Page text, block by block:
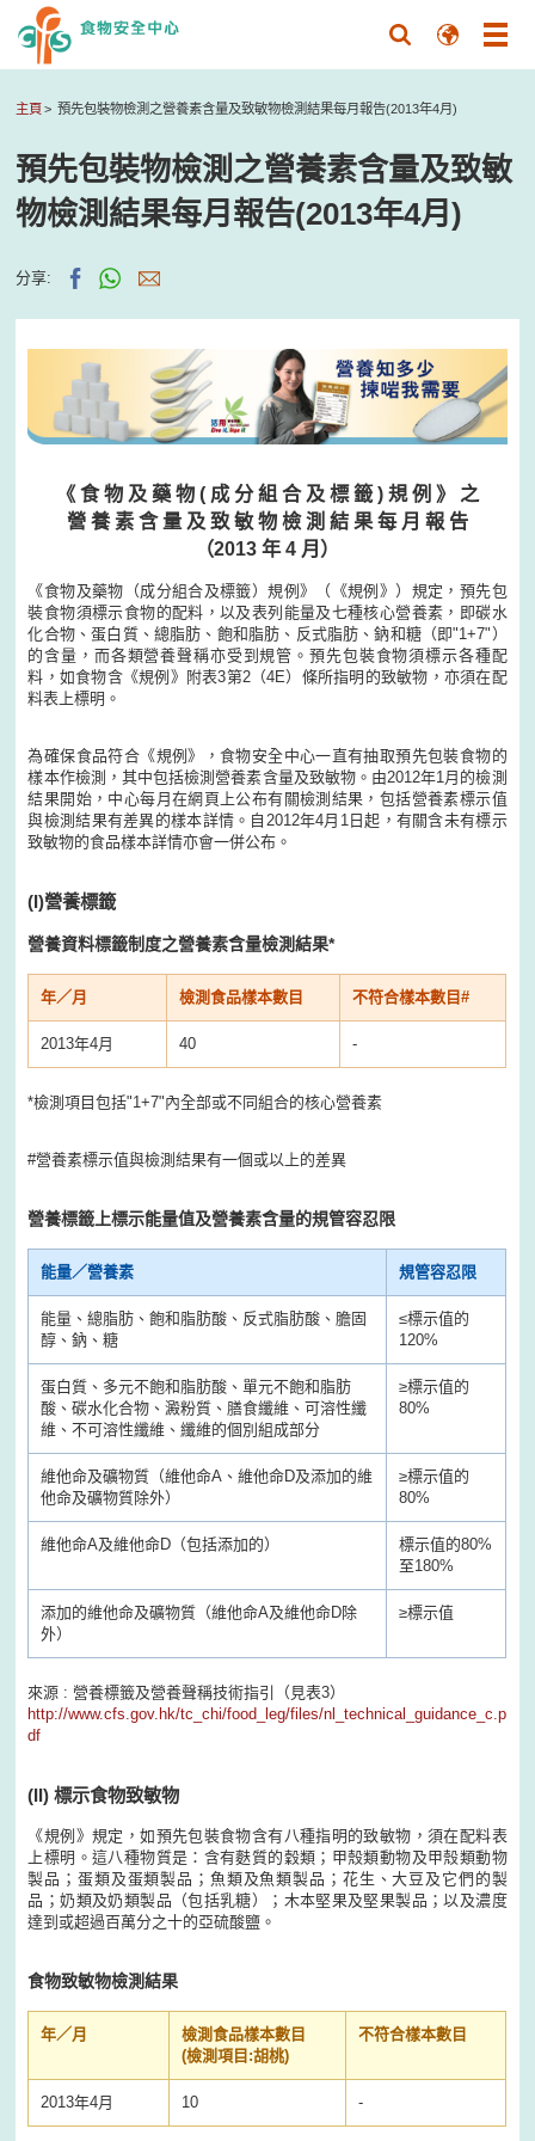
主頁 預先包裝物檢測之營養素含量及致敏物檢測結果每月報告(2013年4月)
預先包裝物檢測之營養素含量及致敏
物檢測結果每月報告(2013年4月)
分享:
《 食 物 及 藥 物 ( 成 分 組 合 及 標 籤 ) 規 例 》 之
營 養 素 含 量 及 致 敏 物 檢 測 結 果 每 月 報 告
（2013 年 4 月）
《食物及藥物（成分組合及標籤）規例》（《規例》）規定，預先包
裝食物須標示食物的配料，以及表列能量及七種核心營養素，即碳水
化合物、蛋白質、總脂肪、飽和脂肪、反式脂肪、鈉和糖（即"1+7"）
的含量，而各類營養聲稱亦受到規管。預先包裝食物須標示各種配
料，如食物含《規例》附表3第2（4E）條所指明的致敏物，亦須在配
料表上標明。
為確保食品符合《規例》，食物安全中心一直有抽取預先包裝食物的
樣本作檢測，其中包括檢測營養素含量及致敏物。由2012年1月的檢測
結果開始，中心每月在網頁上公布有關檢測結果，包括營養素標示值
與檢測結果有差異的樣本詳情。自2012年4月1日起，有關含未有標示
致敏物的食品樣本詳情亦會一併公布。
(I)營養標籤
營養資料標籤制度之營養素含量檢測結果*
年／月 檢測食品樣本數目 不符合樣本數目#
2013年4月 40 -
*檢測項目包括"1+7"內全部或不同組合的核心營養素
#營養素標示值與檢測結果有一個或以上的差異
營養標籤上標示能量值及營養素含量的規管容忍限
能量／營養素 規管容忍限
能量、總脂肪、飽和脂肪酸、反式脂肪酸、膽固
醇、鈉、糖
≤標示值的
120%
蛋白質、多元不飽和脂肪酸、單元不飽和脂肪
酸、碳水化合物、澱粉質、膳食纖維、可溶性纖
維、不可溶性纖維、纖維的個別組成部分
≥標示值的
80%
維他命及礦物質（維他命A、維他命D及添加的維
他命及礦物質除外）
≥標示值的
80%
維他命A及維他命D（包括添加的）
標示值的80%
至180%
添加的維他命及礦物質（維他命A及維他命D除
外）
≥標示值
來源 : 營養標籤及營養聲稱技術指引（見表3）
http://www.cfs.gov.hk/tc_chi/food_leg/files/nl_technical_guidance_c.p
df
(II)標示食物致敏物
《規例》規定，如預先包裝食物含有八種指明的致敏物，須在配料表
上標明。這八種物質是：含有麩質的穀類；甲殼類動物及甲殼類動物
製品；蛋類及蛋類製品；魚類及魚類製品；花生、大豆及它們的製
品；奶類及奶類製品（包括乳糖）；木本堅果及堅果製品；以及濃度
達到或超過百萬分之十的亞硫酸鹽。
食物致敏物檢測結果
年／月
檢測食品樣本數目
(檢測項目:胡桃)
不符合樣本數目
2013年4月 10 -